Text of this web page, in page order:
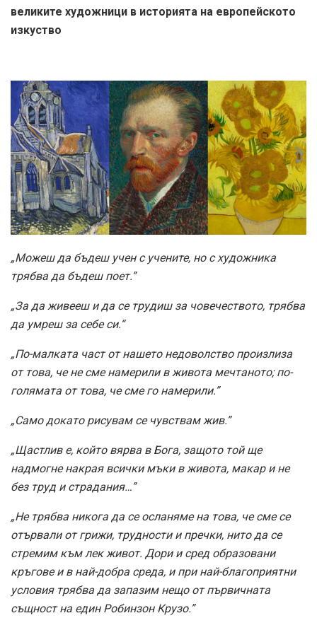
великите художници в историята на европейското
изкуство
„Можеш да бъдеш учен с учените, но с художника
трябва да бъдеш поет.”
„За да живееш и да се трудиш за човечеството, трябва
да умреш за себе си.“
„По-малката част от нашето недоволство произлиза
от това, че не сме намерили в живота мечтаното; по-
голямата от това, че сме го намерили.”
„Само докато рисувам се чувствам жив.”
„Щастлив е, който вярва в Бога, защото той ще
надмогне накрая всички мъки в живота, макар и не
без труд и страдания…”
„Не трябва никога да се осланяме на това, че сме се
отървали от грижи, трудности и пречки, нито да се
стремим към лек живот. Дори и сред образовани
кръгове и в най-добра среда, и при най-благоприятни
условия трябва да запазим нещо от първичната
същност на един Робинзон Крузо.”